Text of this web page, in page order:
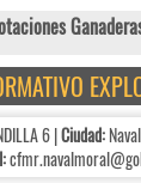
6 |Ciudad: